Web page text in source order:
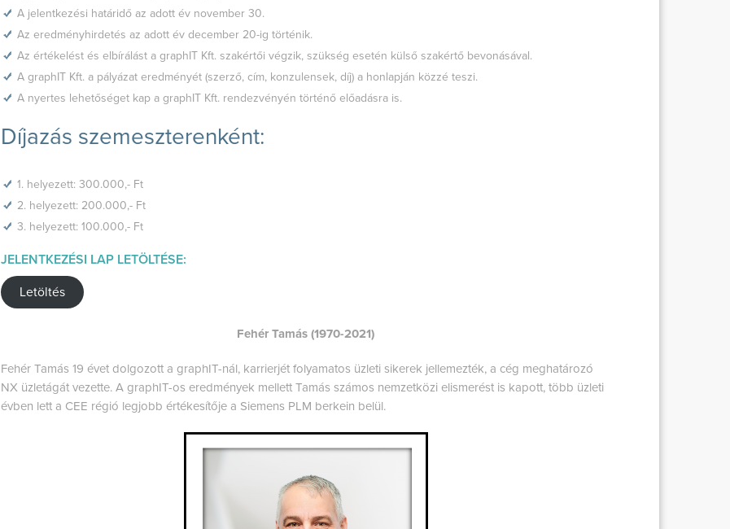
A jelentkezési határidő az adott év november 30.
Az eredményhirdetés az adott év december 20-ig történik.
Az értékelést és elbírálást a graphIT Kft. szakértői végzik, szükség esetén külső szakértő bevonásával.
A graphIT Kft. a pályázat eredményét (szerző, cím, konzulensek, díj) a honlapján közzé teszi.
A nyertes lehetőséget kap a graphIT Kft. rendezvényén történő előadásra is.
Díjazás szemeszterenként:
1. helyezett: 300.000,- Ft
2. helyezett: 200.000,- Ft
3. helyezett: 100.000,- Ft
JELENTKEZÉSI LAP LETÖLTÉSE:
Letöltés
Fehér Tamás (1970-2021)
Fehér Tamás 19 évet dolgozott a graphIT-nál, karrierjét folyamatos üzleti sikerek jellemezték, a cég meghatározó
NX üzletágát vezette. A graphIT-os eredmények mellett Tamás számos nemzetközi elismerést is kapott, több üzleti
évben lett a CEE régió legjobb értékesítője a Siemens PLM berkein belül.